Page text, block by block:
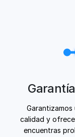
calidad y
encuentras